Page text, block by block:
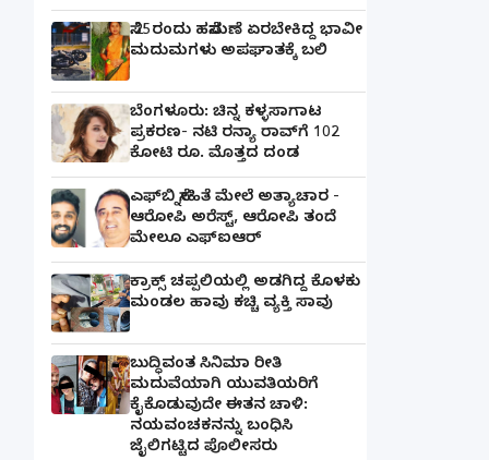
ಸೆ.25ರಂದು ಹಸೆಮಣೆ ಏರಬೇಕಿದ್ದ ಭಾವೀ
ಮದುಮಗಳು ಅಪಘಾತಕ್ಕೆ ಬಲಿ
ಬೆಂಗಳೂರು: ಚಿನ್ನ ಕಳ್ಳಸಾಗಾಟ
ಪ್ರಕರಣ- ನಟಿ ರನ್ಯಾ ರಾವ್‌ಗೆ 102
ಕೋಟಿ ರೂ. ಮೊತ್ತದ ದಂಡ
ಎಫ್‌ಬಿ ಸ್ನೇಹಿತೆ ಮೇಲೆ ಅತ್ಯಾಚಾರ -
ಆರೋಪಿ ಅರೆಸ್ಟ್, ಆರೋಪಿ ತಂದೆ
ಮೇಲೂ ಎಫ್ಐಆರ್
ಕ್ರಾಕ್ಸ್ ಚಪ್ಪಲಿಯಲ್ಲಿ ಅಡಗಿದ್ದ ಕೊಳಕು
ಮಂಡಲ ಹಾವು ಕಚ್ಚಿ ವ್ಯಕ್ತಿ ಸಾವು
ಬುದ್ಧಿವಂತ ಸಿನಿಮಾ ರೀತಿ
ಮದುವೆಯಾಗಿ ಯುವತಿಯರಿಗೆ
ಕೈಕೊಡುವುದೇ ಈತನ ಚಾಳಿ:
ನಯವಂಚಕನನ್ನು ಬಂಧಿಸಿ
ಜೈಲಿಗಟ್ಟಿದ ಪೊಲೀಸರು